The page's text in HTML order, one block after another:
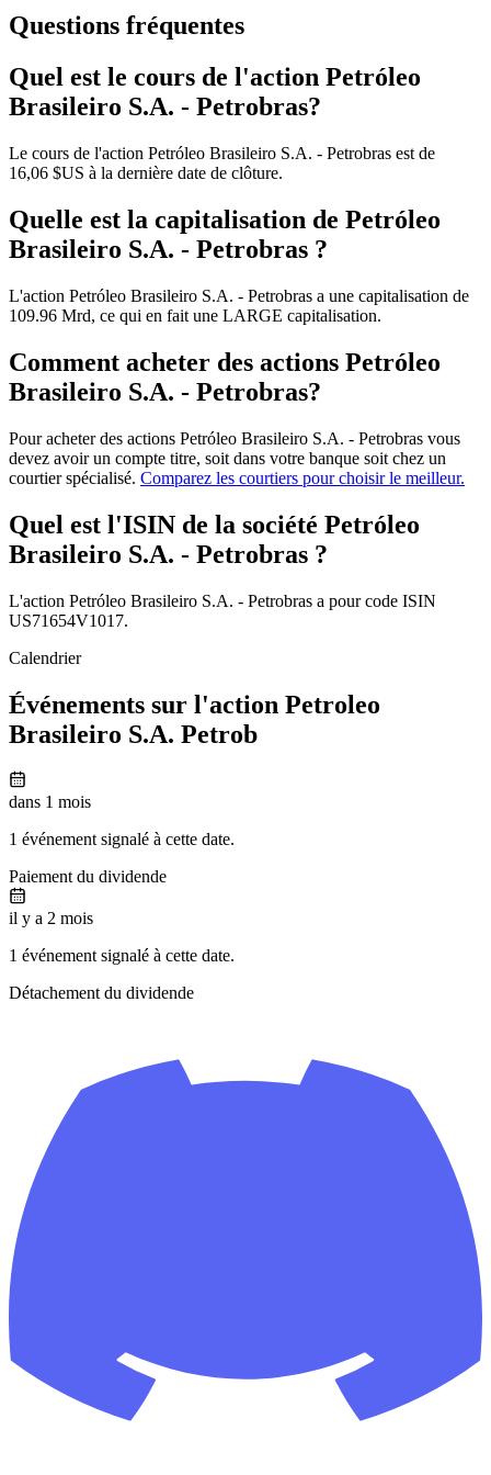
Questions fréquentes
Quel est le cours de l'action Petróleo
Brasileiro S.A. - Petrobras?
Le cours de l'action Petróleo Brasileiro S.A. - Petrobras est de
16,06 $US à la dernière date de clôture.
Quelle est la capitalisation de Petróleo
Brasileiro S.A. - Petrobras ?
L'action Petróleo Brasileiro S.A. - Petrobras a une capitalisation de
109.96 Mrd, ce qui en fait une LARGE capitalisation.
Comment acheter des actions Petróleo
Brasileiro S.A. - Petrobras?
Pour acheter des actions Petróleo Brasileiro S.A. - Petrobras vous
devez avoir un compte titre, soit dans votre banque soit chez un
courtier spécialisé. Comparez les courtiers pour choisir le meilleur.
Quel est l'ISIN de la société Petróleo
Brasileiro S.A. - Petrobras ?
L'action Petróleo Brasileiro S.A. - Petrobras a pour code ISIN
US71654V1017.
Calendrier
Événements sur l'action Petroleo
Brasileiro S.A. Petrob
dans 1 mois
1 événement signalé à cette date.
Paiement du dividende
il y a 2 mois
1 événement signalé à cette date.
Détachement du dividende